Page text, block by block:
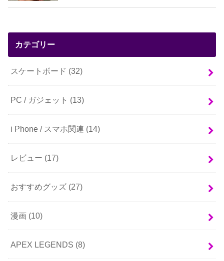
カテゴリー
スケートボード (32)
PC / ガジェット (13)
i Phone / スマホ関連 (14)
レビュー (17)
おすすめグッズ (27)
漫画 (10)
APEX LEGENDS (8)